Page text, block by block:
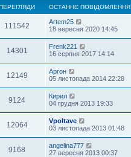
ОСТАННЄ ПОВІДОМЛЕННЯ
111542
Artem25
18 вересня 2020 14:45
14301
Frenk221
16 серпня 2017 14:14
12149
Аргон
05 листопада 2014 22:28
9124
Кирил
04 грудня 2013 19:33
12064
Vpoltave
03 листопада 2013 01:48
9168
angelina777
27 вересня 2013 00:37